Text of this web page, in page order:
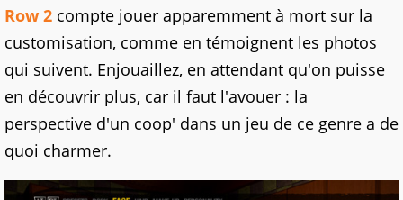
Row 2 compte jouer apparemment à mort sur la
customisation, comme en témoignent les photos
qui suivent. Enjouaillez, en attendant qu'on puisse
en découvrir plus, car il faut l'avouer : la
perspective d'un coop' dans un jeu de ce genre a de
quoi charmer.